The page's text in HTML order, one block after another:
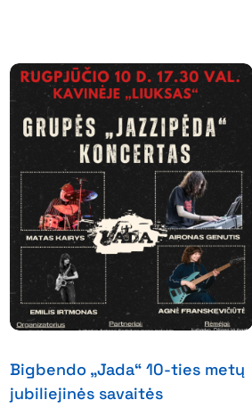
Bigbendo „Jada“ 10-ties metų
jubiliejinės savaitės